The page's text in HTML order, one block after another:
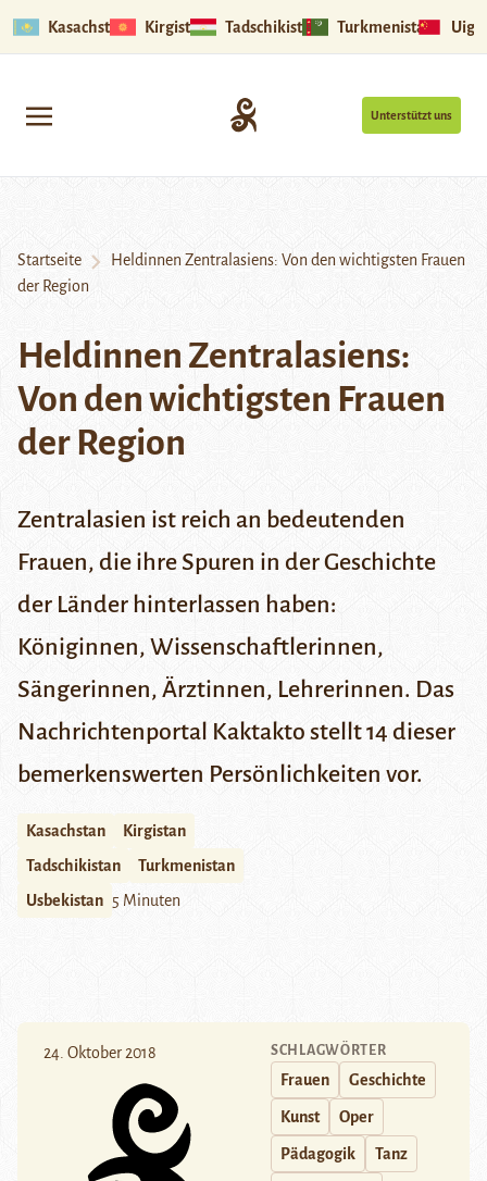
Kasachstan Kirgistan Tadschikistan Turkmenistan
Unterstützt uns
Startseite
Heldinnen Zentralasiens: Von den wichtigsten Frauen
der Region
Heldinnen Zentralasiens:
Von den wichtigsten Frauen
der Region
Zentralasien ist reich an bedeutenden
Frauen, die ihre Spuren in der Geschichte
der Länder hinterlassen haben:
Königinnen, Wissenschaftlerinnen,
Sängerinnen, Ärztinnen, Lehrerinnen. Das
Nachrichtenportal Kaktakto stellt 14 dieser
bemerkenswerten Persönlichkeiten vor.
Kasachstan
Kirgistan
Tadschikistan
Turkmenistan
Usbekistan 5 Minuten
24. Oktober 2018 SCHLAGWÖRTER
Frauen Geschichte
Kunst Oper
Pädagogik Tanz